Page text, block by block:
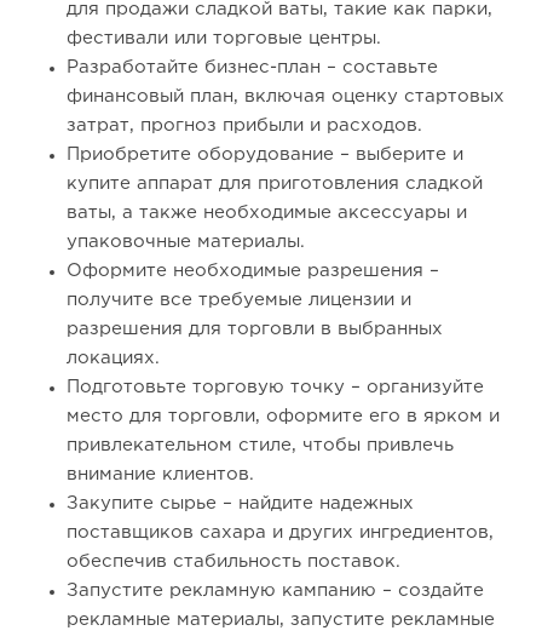
для продажи сладкой ваты, такие как парки,
фестивали или торговые центры.
Разработайте бизнес-план – составьте
финансовый план, включая оценку стартовых
затрат, прогноз прибыли и расходов.
Приобретите оборудование – выберите и
купите аппарат для приготовления сладкой
ваты, а также необходимые аксессуары и
упаковочные материалы.
Оформите необходимые разрешения –
получите все требуемые лицензии и
разрешения для торговли в выбранных
локациях.
Подготовьте торговую точку – организуйте
место для торговли, оформите его в ярком и
привлекательном стиле, чтобы привлечь
внимание клиентов.
Закупите сырье – найдите надежных
поставщиков сахара и других ингредиентов,
обеспечив стабильность поставок.
Запустите рекламную кампанию – создайте
рекламные материалы, запустите рекламные